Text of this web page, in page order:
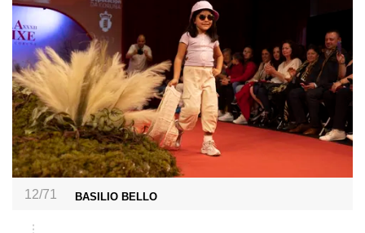
12/71 BASILIO BELLO